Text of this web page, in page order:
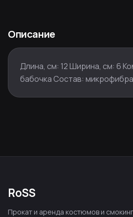
Описание
Длина, см: 12 Ширина, см: 6
бабочка Состав:
RoSS
Прокат и аренда костюмов и